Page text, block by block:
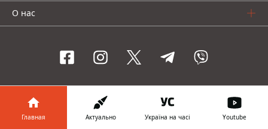
О нас
Информатор проекты
Ваши финансы Авто
Главная Актуально Україна на часі Youtube